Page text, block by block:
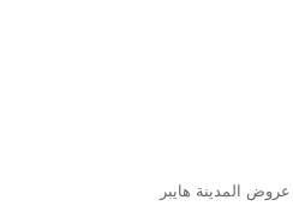
عروض المدينة هايبر